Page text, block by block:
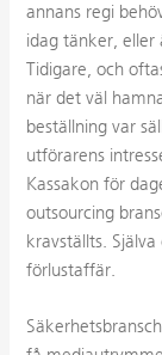
annans regi
idag tänker, eller
Tidigare, och
när det väl
beställning var
utförarens
Kassakon för
outsourcing
kravställts.
förlustaffär.